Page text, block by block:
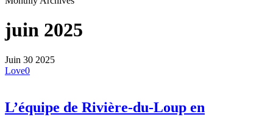
juin 2025
Juin 30 2025
Love0
L’équipe de Rivière-du-Loup en